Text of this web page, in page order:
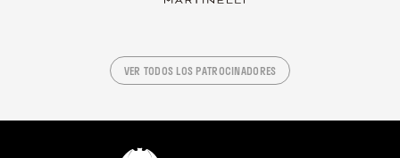
VER TODOS LOS PATROCINADORES